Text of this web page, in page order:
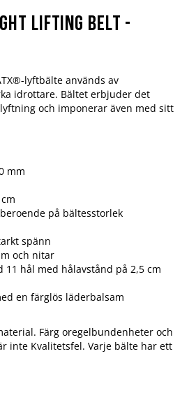
Lifting Belt -
lyftbälte används av
idrottare. Bältet erbjuder det
och imponerar även med sitt
mm
på bältesstorlek
spänn
och nitar
11 hål med hålavstånd på 2,5 cm
en färglös läderbalsam
Färg oregelbundenheter och
inte Kvalitetsfel. Varje bälte har ett